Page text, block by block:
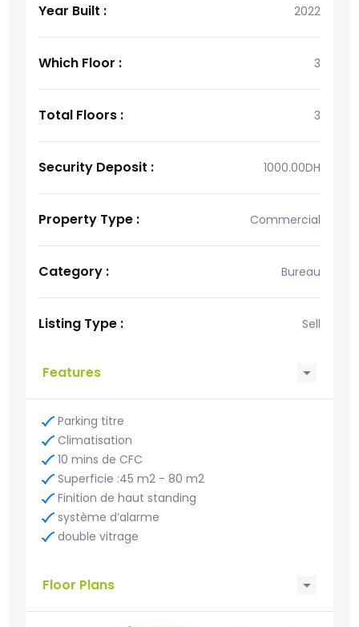
Year Built : 2022
Which Floor : 3
Total Floors : 3
Security Deposit : 1000.00DH
Property Type : Commercial
Category : Bureau
Listing Type : Sell
Features
Parking titre
Climatisation
10 mins de CFC
Superficie :45 m2 - 80 m2
Finition de haut standing
système d’alarme
double vitrage
Floor Plans